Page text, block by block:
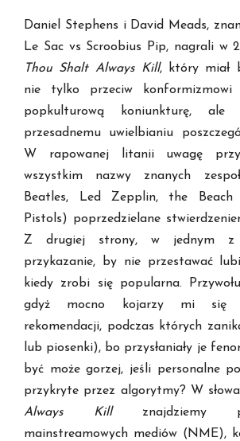
Daniel Stephens i David Meads,
Le Sac vs Scroobius Pip, nagrali w
Thou Shalt Always Kill, który miał
nie tylko przeciw konformizmowi
popkulturową koniunkturę, ale
przesadnemu uwielbianiu
W rapowanej litanii uwagę
wszystkim nazwy znanych
Beatles, Led Zepplin, the
Pistols) poprzedzielane
Z drugiej strony, w jednym z
przykazanie, by nie przestawać
kiedy zrobi się popularna.
gdyż mocno kojarzy mi się
rekomendacji, podczas których
lub piosenki), bo przysłaniały je
być może gorzej, jeśli personalne
przykryte przez algorytmy? W
Always Killznajdziemy
mainstreamowych mediów (NME),